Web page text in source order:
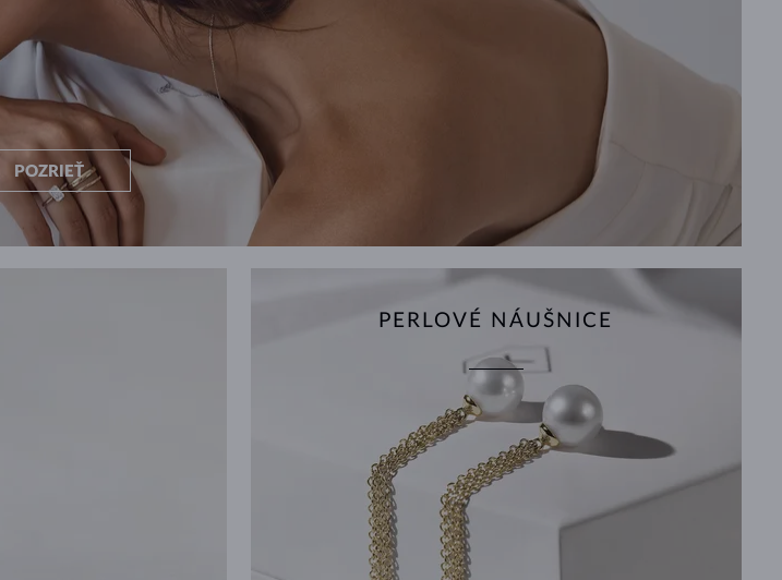
POZRIEŤ
PERLOVÉ NÁUŠNICE